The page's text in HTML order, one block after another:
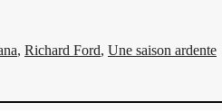
, Richard Ford, Une saison ardente